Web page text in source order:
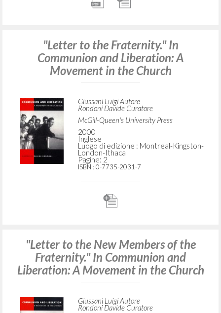
"Letter to the Fraternity." In
Communion and Liberation: A
Movement in the Church
Giussani Luigi Autore
Rondoni Davide Curatore
McGill-Queen's University Press
2000
Inglese
Luogo di edizione : Montreal-Kingston-
London-Ithaca
Pagine: 2
ISBN : 0-7735-2031-7
"Letter to the New Members of the
Fraternity." In Communion and
Liberation: A Movement in the Church
Giussani Luigi Autore
Rondoni Davide Curatore